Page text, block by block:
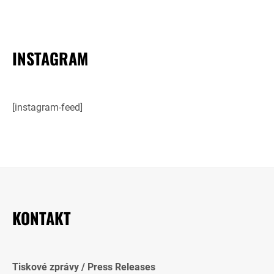
INSTAGRAM
[instagram-feed]
KONTAKT
Tiskové zprávy / Press Releases